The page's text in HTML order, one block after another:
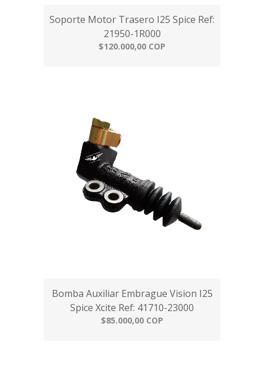
Soporte Motor Trasero I25 Spice Ref:
21950-1R000
$120.000,00 COP
Bomba Auxiliar Embrague Vision I25
Spice Xcite Ref: 41710-23000
$85.000,00 COP